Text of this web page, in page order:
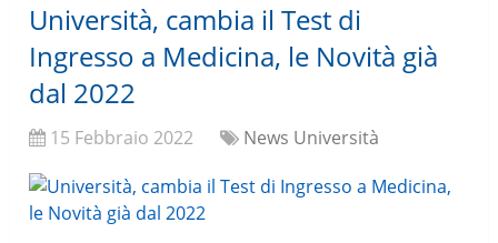
Università, cambia il Test di
Ingresso a Medicina, le Novità già
dal 2022
15 Febbraio 2022 News Università